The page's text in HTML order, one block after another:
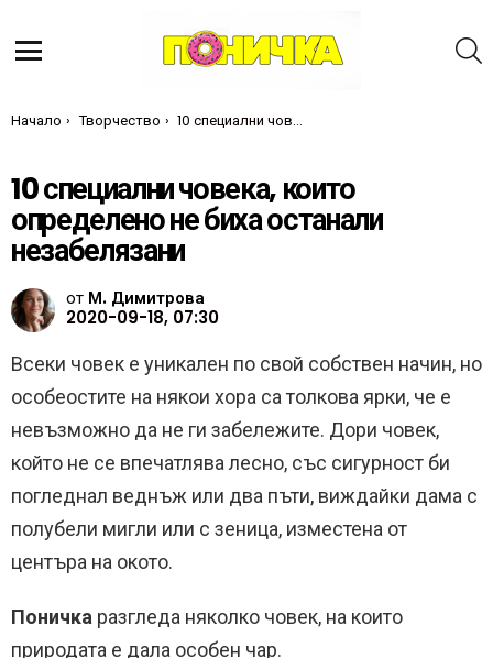
Ти си тук:
Начало Творчество 10 специални човека, които определено не биха останали незабелязани
10 специални човека, които
определено не биха останали
незабелязани
от М. Димитрова
2020-09-18, 07:30
Всеки човек е уникален по свой собствен начин, но
особеостите на някои хора са толкова ярки, че е
невъзможно да не ги забележите. Дори човек,
който не се впечатлява лесно, със сигурност би
погледнал веднъж или два пъти, виждайки дама с
полубели мигли или с зеница, изместена от
центъра на окото.
Поничка разгледа няколко човек, на които
природата е дала особен чар.